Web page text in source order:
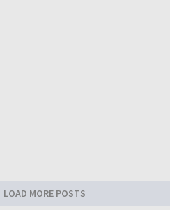
LOAD MORE POSTS